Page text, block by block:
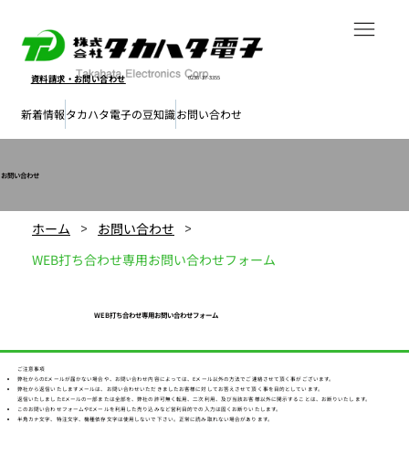
資料請求・ お問い合わせ 0238-37-3355
新着情報タカハタ電子の豆知識お問い合わせ
お問い合わせ
ホーム > お問い合わせ
>
WEB打ち合わせ専用お問い合わせフォーム
WEB打ち合わせ専用お問い合わせフォーム
ご注意事項
弊社からのEメールが届かない場合や、お問い合わせ内容によっては、Eメール以外の方法でご連絡させて頂く事がございます。
弊社から返信いたしますメールは、お問い合わせいただきましたお客様に対してお答えさせて頂く事を目的としています。
返信いたしましたEメールの一部または全部を、弊社の許可無く転用、二次利用、及び当該お客様以外に開示することは、お断りいたします。
このお問い合わせフォームやEメールを利用した売り込みなど営利目的での入力は固くお断りいたします。
半角カナ文字、特注文字、機種依存文字は使用しないで下さい。正常に読み取れない場合があります。